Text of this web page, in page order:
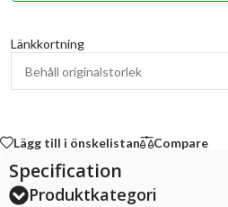
Länkkortning
Lägg till i önskelistan Compare
Specification
Produktkategori